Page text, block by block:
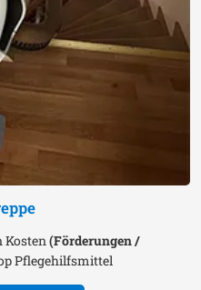
(Förderungen /
Pflegehilfsmittel